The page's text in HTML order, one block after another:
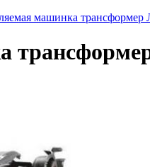
машинка трансформер